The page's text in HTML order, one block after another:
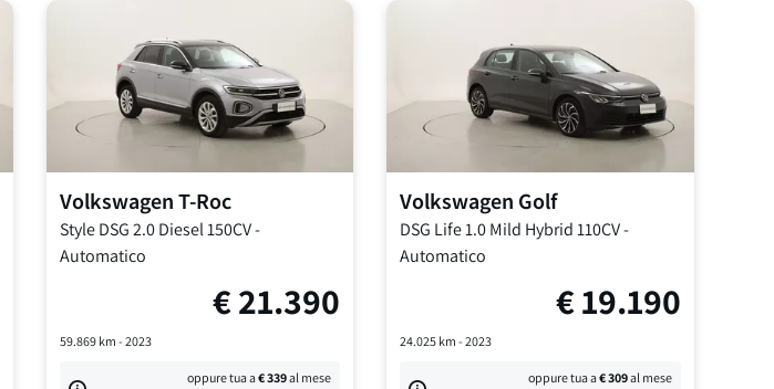
VolkswagenT-Roc
Style DSG2.0 Diesel 150CV-
Automatico
€21.390
59.869km - 2023
oppure tua a€339al mese
Volkswagen Golf
DSG Life1.0 Mild Hybrid 110CV-
Automatico
€19.190
24.025 km -2023
oppure tua a€309al mese